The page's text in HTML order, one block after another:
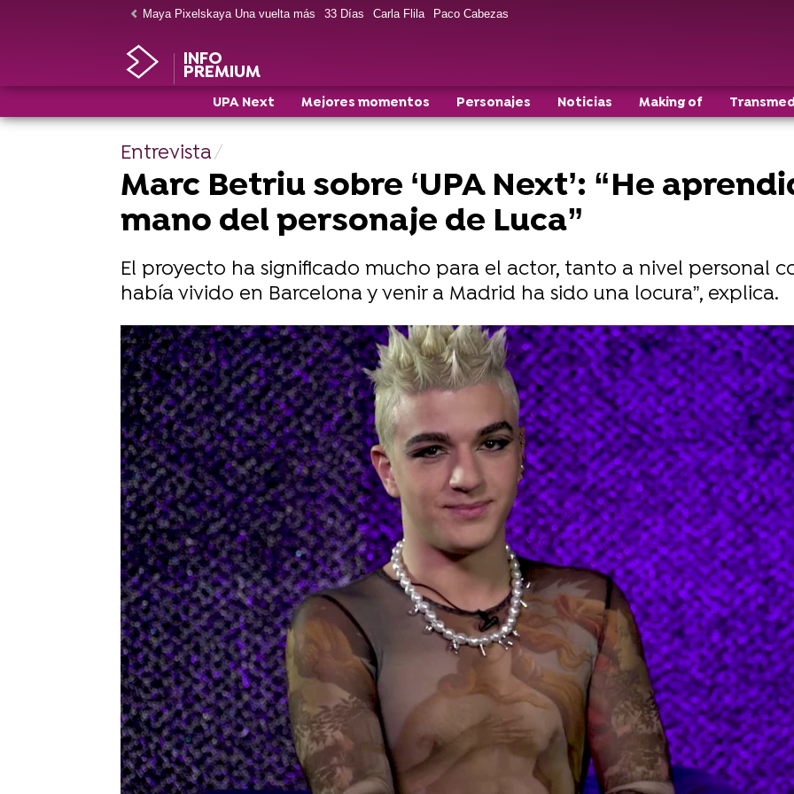
Maya Pixelskaya Una vuelta más 33 Días Carla Flila Paco Cabezas
INFO
PREMIUM
UPA Next Mejores momentos Personajes Noticias Making of
Entrevista
Marc Betriu sobre ‘UPA Next’: “He
mano del personaje de Luca”
El proyecto ha significado mucho para el actor, tanto a nivel personal
había vivido en Barcelona y venir a Madrid ha sido una locura”, explica.
Descubre el tráiler oficial y las nuevas tramas de 'UPA Next'
Sandra Lázaro
Publicado:05 de abril de 2023, 14:03
WhatsappFacebook
Twitter
El papel de Luca llegó a las manos de Marc Betriua través de “un
casting random de una amiga”, explica el actor, “y me llegó para el